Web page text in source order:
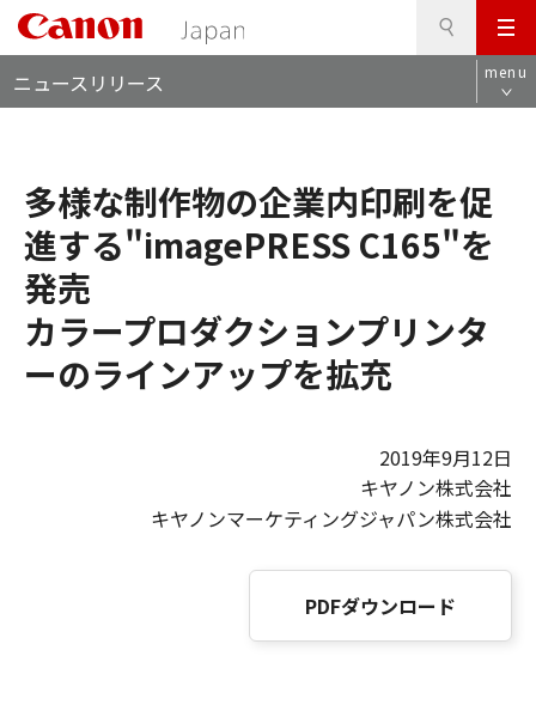
メ
ニ
ュ
ーニュースリリース menu
多様な制作物の企業内印刷を促
進する"imagePRESS C165"を
発売
カラープロダクションプリンタ
ーのラインアップを拡充
2019年9月12日
キヤノン株式会社
キヤノンマーケティングジャパン株式会社
PDFダウンロード